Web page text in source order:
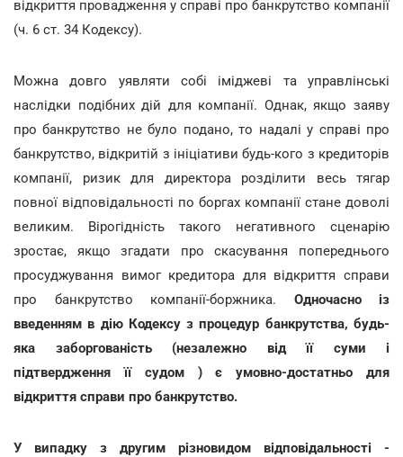
відкриття провадження у справі про банкрутство компанії
(ч. 6 ст. 34 Кодексу).
Можна довго уявляти собі іміджеві та управлінські
наслідки подібних дій для компанії. Однак, якщо заяву
про банкрутство не було подано, то надалі у справі про
банкрутство, відкритій з ініціативи будь-кого з кредиторів
компанії, ризик для директора розділити весь тягар
повної відповідальності по боргах компанії стане доволі
великим. Вірогідність такого негативного сценарію
зростає, якщо згадати про скасування попереднього
просуджування вимог кредитора для відкриття справи
про банкрутство компанії-боржника. Одночасно із
введенням в дію Кодексу з процедур банкрутства, будь-
яка заборгованість (незалежно від її суми і
підтвердження її судом ) є умовно-достатньо для
відкриття справи про банкрутство.
У випадку з другим різновидом відповідальності -